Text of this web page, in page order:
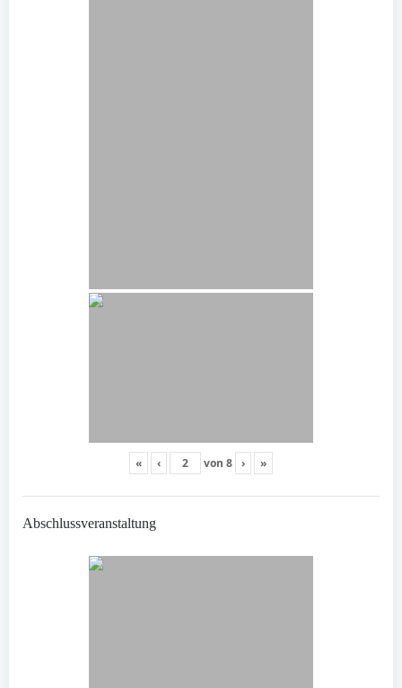
« ‹ von 8 › »
Abschlussveranstaltung